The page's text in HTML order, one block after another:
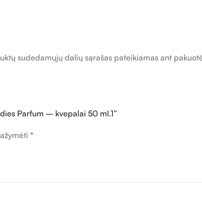
sudedamųjų dalių sąrašas pateikiamas ant
Parfum – kvepalai 50 ml.1”
*